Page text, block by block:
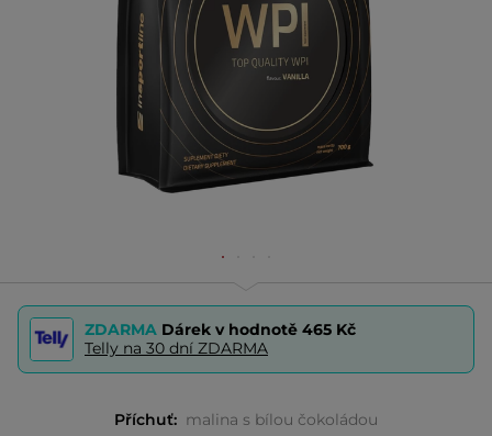
ZDARMA Dárek v hodnotě 465 Kč
Telly na 30 dní ZDARMA
Příchuť: malina s bílou čokoládou